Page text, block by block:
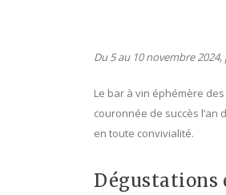
Du 5 au 10 novembre
Le bar à vin éphémère
couronnée de succès
en toute convivialité.
Dégustations